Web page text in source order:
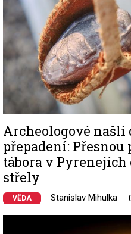
Archeologové našli
přepadení:
tábora v
střely
VĚDA Stanislav Mihulka